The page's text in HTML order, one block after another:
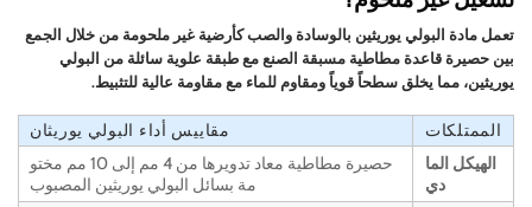
تعمل مادة البولي يوريثين بالوسادة والصب كأرضية غير ملحومة من خلال الجمع
بين حصيرة قاعدة مطاطية مسبقة الصنع مع طبقة علوية سائلة من البولي
يوريثين، مما يخلق سطحاً قوياً ومقاوم للماء مع مقاومة عالية للتثبيط.
الممتلكات
مقاييس أداء البولي يوريثان
الهيكل الما
دي
حصيرة مطاطية معاد تدويرها من 4 مم إلى 10 مم مختو
مة بسائل البولي يوريثين المصبوب